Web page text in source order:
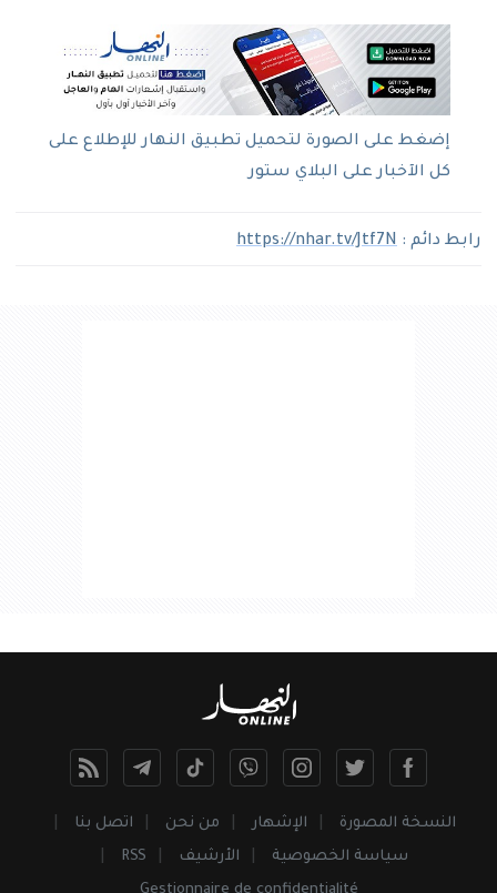
إضغط على الصورة لتحميل تطبيق النهار للإطلاع على
كل الآخبار على البلاي ستور
رابط دائم : https://nhar.tv/Jtf7N
النسخة المصورة الإشهار من نحن
اتصل بنا
سياسة الخصوصية
الأرشيف
RSS